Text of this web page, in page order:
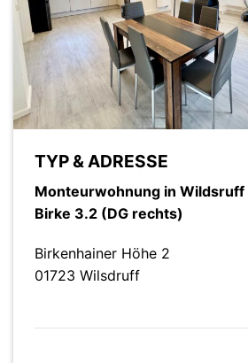
TYP & ADRESSE
Monteurwohnung in Wildsruff
Birke 3.2 (DG rechts)
Birkenhainer Höhe 2
01723 Wilsdruff